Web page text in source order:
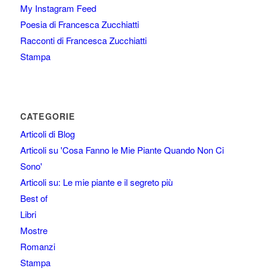
My Instagram Feed
Poesia di Francesca Zucchiatti
Racconti di Francesca Zucchiatti
Stampa
CATEGORIE
Articoli di Blog
Articoli su 'Cosa Fanno le Mie Piante Quando Non Ci
Sono'
Articoli su: Le mie piante e il segreto più
Best of
Libri
Mostre
Romanzi
Stampa